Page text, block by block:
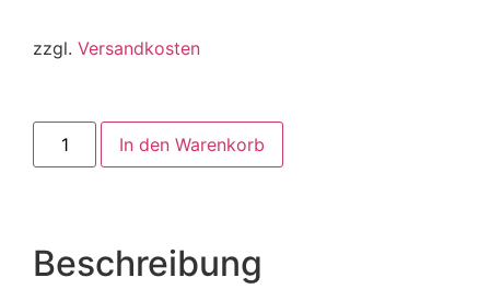
zzgl. Versandkosten
In den Warenkorb
Beschreibung